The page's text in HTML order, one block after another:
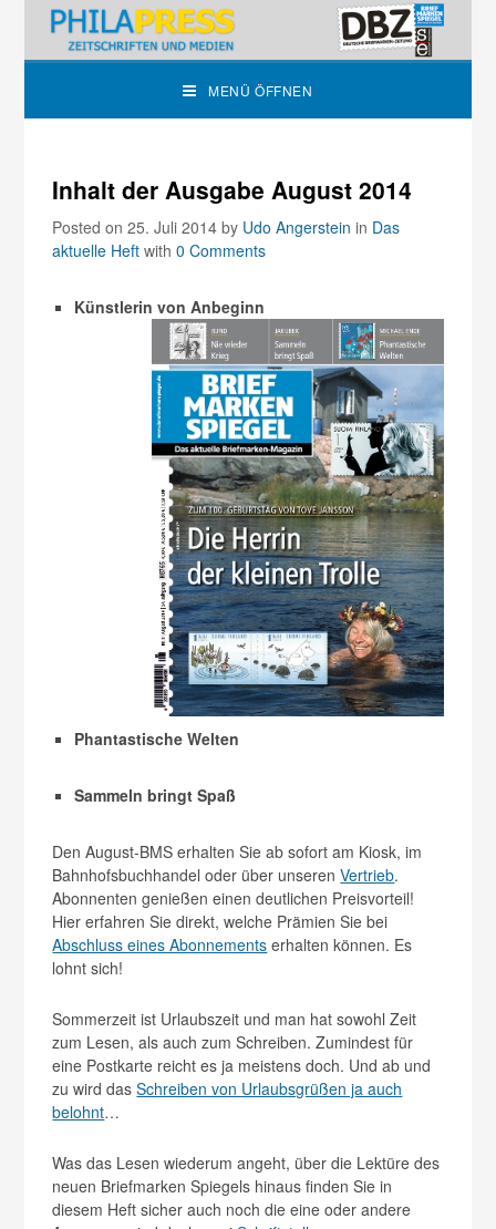
MENÜ ÖFFNEN
Inhalt der Ausgabe August 2014
Posted on 25. Juli 2014by Udo Angerstein in Das
aktuelle Heft with0 Comments
Künstlerin von Anbeginn
Phantastische Welten
Sammeln bringt Spaß
Den August-BMS erhalten Sie ab sofort am Kiosk, im
Bahnhofsbuchhandel oder über unserenVertrieb.
Abonnenten genießen einen deutlichen Preisvorteil!
Hier erfahren Sie direkt, welche Prämien Sie bei
Abschluss eines Abonnements erhalten können. Es
lohnt sich!
Sommerzeit ist Urlaubszeit und man hat sowohl Zeit
zum Lesen, als auch zum Schreiben. Zumindest für
eine Postkarte reicht es ja meistens doch. Und ab und
zu wird dasSchreiben von Urlaubsgrüßen ja auch
belohnt…
Was das Lesen wiederum angeht, über die Lektüre des
neuen Briefmarken Spiegels hinaus finden Sie in
diesem Heft sicher auch noch die eine oder andere